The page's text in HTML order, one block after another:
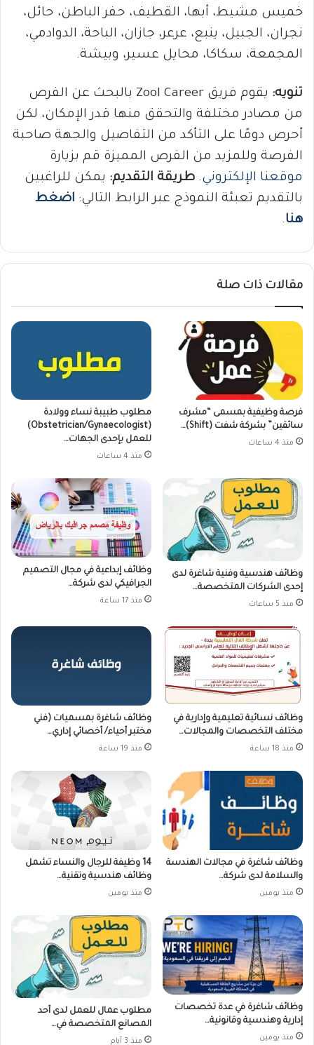
خميس مشيط، أبها، القطيف، حفر الباطن، حائل،
نجران، الجبيل، ينبع، عرعر، جازان، الباحة، الدوادمي،
المجمعة، سكاكا، محايل عسير، وبيشة.
تنويه:
يقوم فريق Zool Career بالبحث عن الفرص
من مصادر مختلفة والتحقق منها قدر الإمكان، لكن
أحرص دومًا على التأكد من التفاصيل والجهة صاحبة
الفرصة وللمزيد من الفرص المميزة قم بزيارة
موقعنا الإلكتروني. طريقة التقديم: يمكن للراغبين
بالتقديم تعبئة النموذج عبر الرابط التالي: اضغط
هنا.
مقالات ذات صلة
فرصة وظيفية بمسمى “مشرف
سائقين” بشركة شفت (Shift)…
منذ 4 ساعات
مطلوب طبيبة نساء وولادة
(Obstetrician/Gynaecologist)
للعمل بإحدى الجهات…
منذ 4 ساعات
وظائف هندسية وفنية شاغرة لدى
إحدى الشركات المتخصصة…
منذ 5 ساعات
وظائف إبداعية في مجال التصميم
الجرافيكي لدى شركة…
منذ 17 ساعة
وظائف نسائية تعليمية وإدارية في
مختلف التخصصات والمجالات…
منذ 18 ساعة
وظائف شاغرة بمسميات (فني
مختبر أحياء/ أخصائي إداري…
منذ 19 ساعة
وظائف شاغرة في مجالات الهندسة
والسلامة لدى شركة…
منذ يومين
14 وظيفة للرجال والنساء تشمل
وظائف هندسية وتقنية…
منذ يومين
وظائف شاغرة في عدة تخصصات
إدارية وهندسية وقانونية…
منذ يومين
مطلوب عمال للعمل لدى أحد
المصانع المتخصصة في…
منذ 3 أيام